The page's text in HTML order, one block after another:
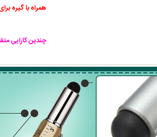
همراه با گیره
چندین کارایی